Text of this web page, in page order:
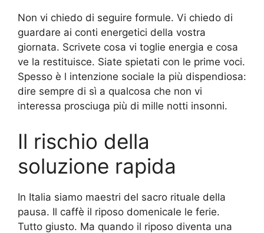
Non vi chiedo di seguire formule. Vi chiedo di
guardare ai conti energetici della vostra
giornata. Scrivete cosa vi toglie energia e cosa
ve la restituisce. Siate spietati con le prime voci.
Spesso è l intenzione sociale la più dispendiosa:
dire sempre di sì a qualcosa che non vi
interessa prosciuga più di mille notti insonni.
Il rischio della
soluzione rapida
In Italia siamo maestri del sacro rituale della
pausa. Il caffè il riposo domenicale le ferie.
Tutto giusto. Ma quando il riposo diventa una